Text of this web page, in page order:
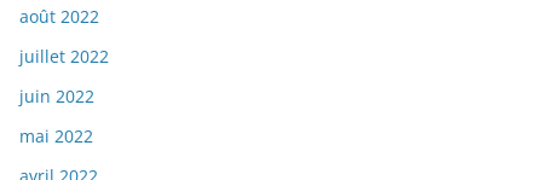
août 2022
juillet 2022
juin 2022
mai 2022